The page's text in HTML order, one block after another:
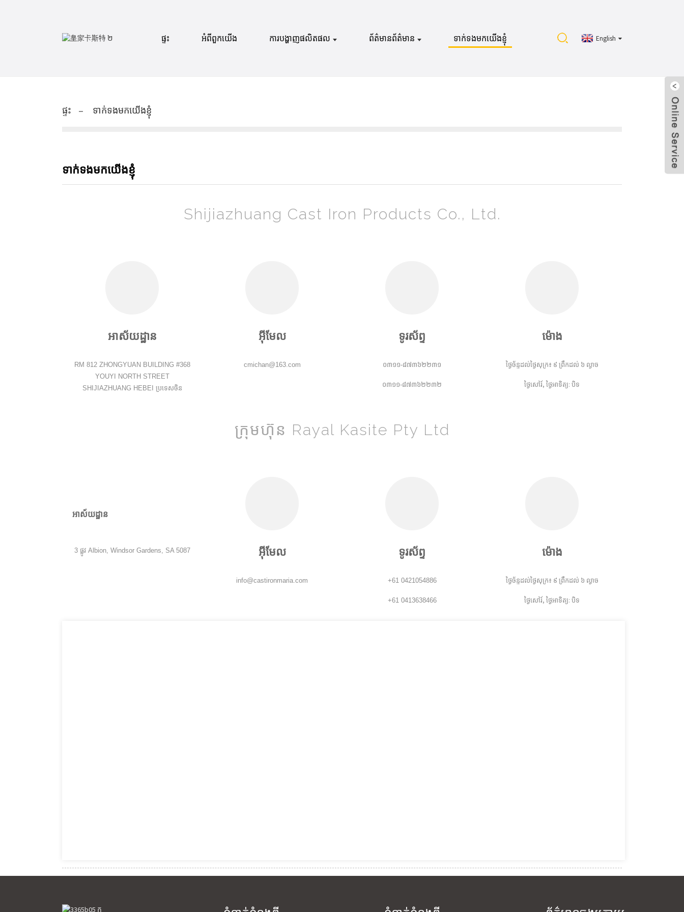
ផ្ទះ អំពីពួកយើង ការបង្ហាញផលិតផល ព័ត៌មានព័ត៌មាន ទាក់ទងមកយើងខ្ញុំ English
ផ្ទះ ទាក់ទងមកយើងខ្ញុំ
ទាក់ទងមកយើងខ្ញុំ
Shijiazhuang Cast Iron Products Co., Ltd.
អាស័យដ្ឋាន
RM 812 ZHONGYUAN BUILDING #368
YOUYI NORTH STREET
SHIJIAZHUANG HEBEI ប្រទេសចិន
អ៊ីមែល
cmichan@163.com
ទូរស័ព្ទ
០៣១១-៨៧៣៦២២៣១
០៣១១-៨៧៣៦២២៣២
ម៉ោង
ថ្ងៃច័ន្ទដល់ថ្ងៃសុក្រ៖ ៩ ព្រឹកដល់ ៦ ល្ងាច
ថ្ងៃសៅរ៍, ថ្ងៃអាទិត្យ: បិទ
ក្រុមហ៊ុន Rayal Kasite Pty Ltd
អាស័យដ្ឋាន
3 ផ្លូវ Albion, Windsor Gardens, SA 5087 អ៊ីមែល
info@castironmaria.com
ទូរស័ព្ទ
+61 0421054886
+61 0413638466
ម៉ោង
ថ្ងៃច័ន្ទដល់ថ្ងៃសុក្រ៖ ៩ ព្រឹកដល់ ៦ ល្ងាច
ថ្ងៃសៅរ៍, ថ្ងៃអាទិត្យ: បិទ